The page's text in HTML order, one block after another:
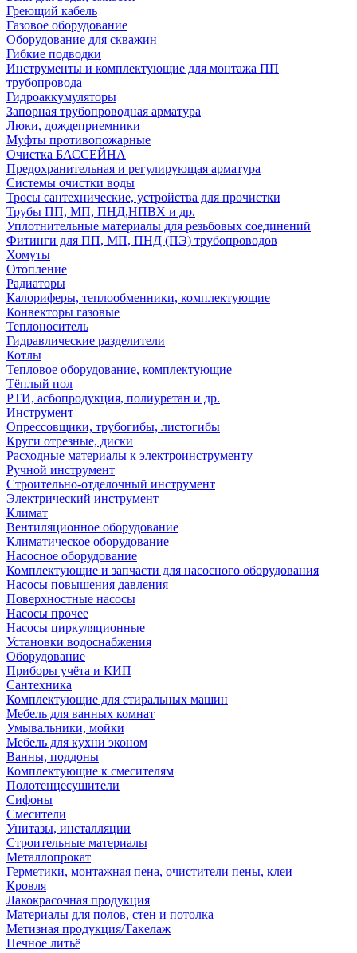
Греющий кабель
Газовое оборудование
Оборудование для скважин
Гибкие подводки
Инструменты и комплектующие для монтажа ПП
трубопровода
Гидроаккумуляторы
Запорная трубопроводная арматура
Люки, дождеприемники
Муфты противопожарные
Очистка БАССЕЙНА
Предохранительная и регулирующая арматура
Системы очистки воды
Тросы сантехнические, устройства для прочистки
Трубы ПП, МП, ПНД,НПВХ и др.
Уплотнительные материалы для резьбовых соединений
Фитинги для ПП, МП, ПНД (ПЭ) трубопроводов
Хомуты
Отопление
Радиаторы
Калориферы, теплообменники, комплектующие
Конвекторы газовые
Теплоноситель
Гидравлические разделители
Котлы
Тепловое оборудование, комплектующие
Тёплый пол
РТИ, асбопродукция, полиуретан и др.
Инструмент
Опрессовщики, трубогибы, листогибы
Круги отрезные, диски
Расходные материалы к электроинструменту
Ручной инструмент
Строительно-отделочный инструмент
Электрический инструмент
Климат
Вентиляционное оборудование
Климатическое оборудование
Насосное оборудование
Комплектующие и запчасти для насосного оборудования
Насосы повышения давления
Поверхностные насосы
Насосы прочее
Насосы циркуляционные
Установки водоснабжения
Оборудование
Приборы учёта и КИП
Сантехника
Комплектующие для стиральных машин
Мебель для ванных комнат
Умывальники, мойки
Мебель для кухни эконом
Ванны, поддоны
Комплектующие к смесителям
Полотенцесушители
Сифоны
Смесители
Унитазы, инсталляции
Строительные материалы
Металлопрокат
Герметики, монтажная пена, очистители пены, клеи
Кровля
Лакокрасочная продукция
Материалы для полов, стен и потолка
Метизная продукция/Такелаж
Печное литьё